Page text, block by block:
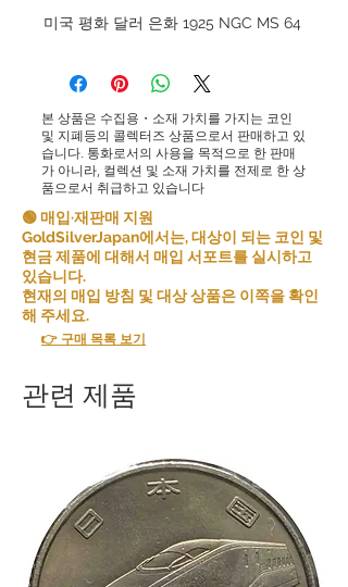
미국 평화 달러 은화 1925 NGC MS 64
본 상품은 수집용・소재 가치를 가지는 코인
및 지폐등의 콜렉터즈 상품으로서 판매하고 있
습니다. 통화로서의 사용을 목적으로 한 판매
가 아니라, 컬렉션 및 소재 가치를 전제로 한 상
품으로서 취급하고 있습니다
🟢 매입·재판매 지원
GoldSilverJapan에서는, 대상이 되는 코인 및
현금 제품에 대해서 매입 서포트를 실시하고
있습니다.
현재의 매입 방침 및 대상 상품은 이쪽을 확인
해 주세요.
👉 구매 목록 보기
관련 제품